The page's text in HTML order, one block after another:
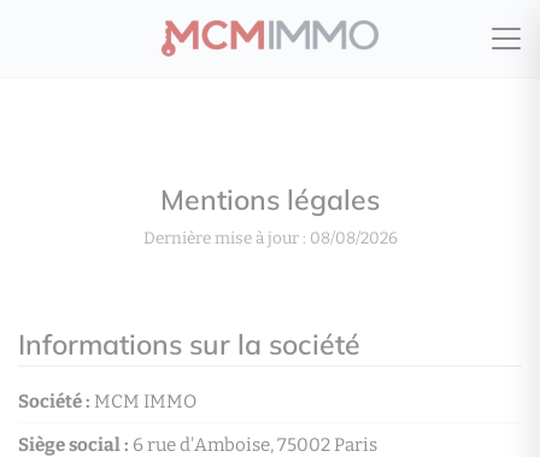
Mentions légales
Dernière mise à jour : 08/08/2026
Informations sur la société
Société : MCM IMMO
Siège social : 6 rue d'Amboise, 75002 Paris